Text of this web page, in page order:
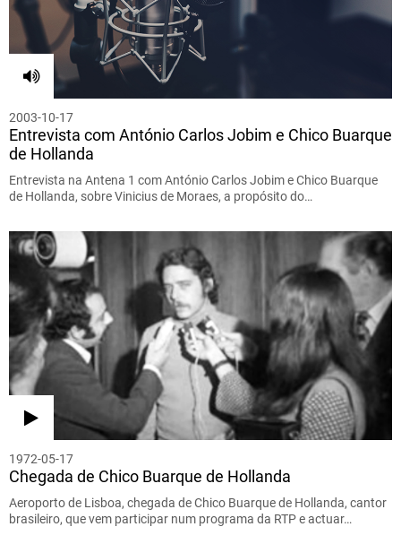
2003-10-17
Entrevista com António Carlos Jobim e Chico Buarque
de Hollanda
Entrevista na Antena 1 com António Carlos Jobim e Chico Buarque
de Hollanda, sobre Vinicius de Moraes, a propósito do…
1972-05-17
Chegada de Chico Buarque de Hollanda
Aeroporto de Lisboa, chegada de Chico Buarque de Hollanda, cantor
brasileiro, que vem participar num programa da RTP e actuar…